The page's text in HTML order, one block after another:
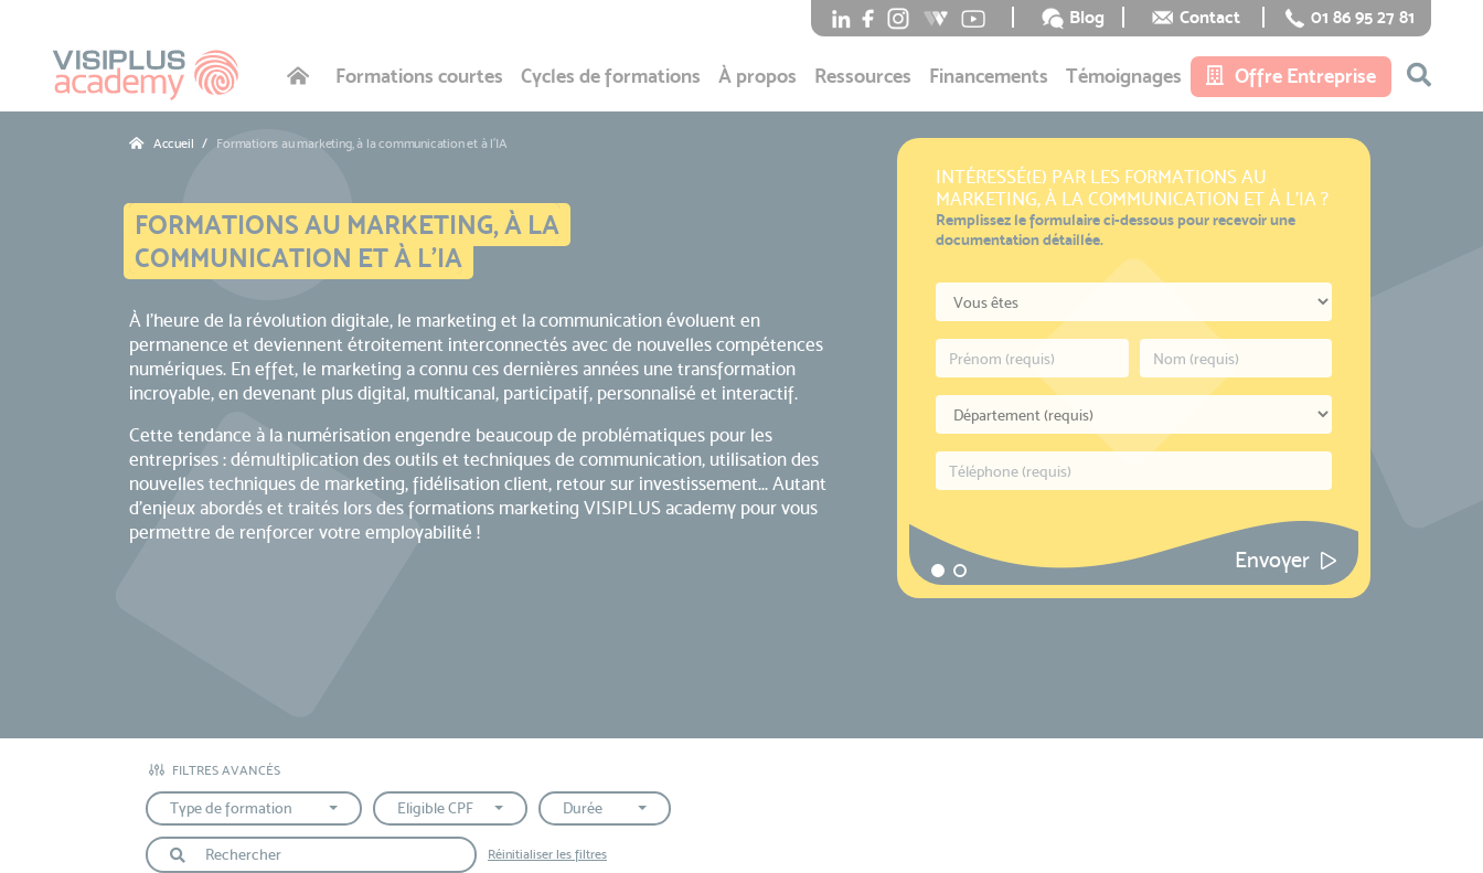
Blog Contact 01 86 95 27 81
Formations courtes Cycles de formations À propos Ressources Financements Témoignages Offre Entreprise
Accueil Formations au marketing, à la communication et à l'IA
FORMATIONS AU MARKETING, À LA
COMMUNICATION ET À L'IA
À l’heure de la révolution digitale, le marketing et la communication évoluent en
permanence et deviennent étroitement interconnectés avec de nouvelles compétences
numériques. En effet, le marketing a connu ces dernières années une transformation
incroyable, en devenant plus digital, multicanal, participatif, personnalisé et interactif.
Cette tendance à la numérisation engendre beaucoup de problématiques pour les
entreprises : démultiplication des outils et techniques de communication, utilisation des
nouvelles techniques de marketing, fidélisation client, retour sur investissement... Autant
d’enjeux abordés et traités lors des formations marketing VISIPLUS academy pour vous
permettre de renforcer votre employabilité !
INTÉRESSÉ(E) PAR LES FORMATIONS AU
MARKETING, À LA COMMUNICATION ET À L'IA ?
Remplissez le formulaire ci-dessous pour recevoir une
documentation détaillée.
Envoyer
FILTRES AVANCÉS
Type de formation Eligible CPF Durée
Réinitialiser les filtres